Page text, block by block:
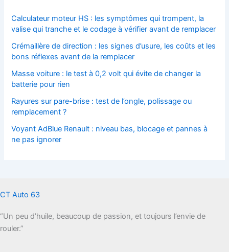
Calculateur moteur HS : les symptômes qui trompent, la
valise qui tranche et le codage à vérifier avant de remplacer
Crémaillère de direction : les signes d’usure, les coûts et les
bons réflexes avant de la remplacer
Masse voiture : le test à 0,2 volt qui évite de changer la
batterie pour rien
Rayures sur pare-brise : test de l’ongle, polissage ou
remplacement ?
Voyant AdBlue Renault : niveau bas, blocage et pannes à
ne pas ignorer
CT Auto 63
“Un peu d’huile, beaucoup de passion, et toujours l’envie de
rouler.”